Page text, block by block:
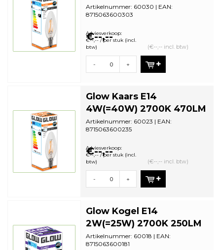
Artikelnummer: 60030 | EAN:
8715063600303
€--,--
Adviesverkoop:
€--,-- / per stuk (incl.
btw)
(€--,-- incl. btw)
- +
Glow Kaars E14
4W(=40W) 2700K 470LM
Artikelnummer: 60023 | EAN:
8715063600235
€--,--
Adviesverkoop:
€--,-- / per stuk (incl.
btw)
(€--,-- incl. btw)
- +
Glow Kogel E14
2W(=25W) 2700K 250LM
Artikelnummer: 60018 | EAN:
8715063600181